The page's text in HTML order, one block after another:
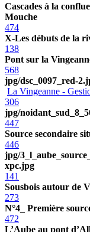
Cascades à la
Mouche
474
X-Les débuts de la
138
Pont sur la
568
jpg/dsc_0097_red-
La Vingeanne -
306
jpg/
447
Source secondaire
446
jpg/
xpc.jpg
141
Sousbois autour de
273
N°4_ Première
472
L’Aube au pont